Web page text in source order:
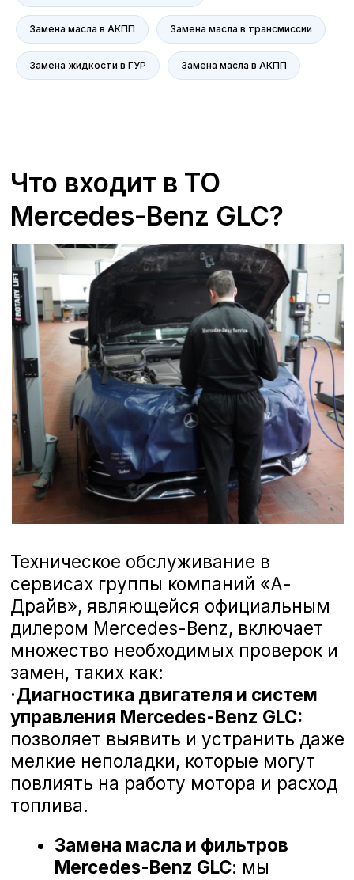
Замена масла в АКПП Замена масла в трансмиссии
Замена жидкости в ГУР Замена масла в АКПП
главная ценность.
+7 (473) 263-85-40, доб. 163
Zagorskijd@avroraavto.ru
Отзывы
В Воронеже в сервисах
являющейся официальным дилером
первое место удовлетворенность
клиентов. Мы гордимся качеством
предоставляемых услуг и стремимся к
тому, чтобы каждый визит в наш
сервисный центр оставлял только
положительные впечатления. Наши
специалисты проходят регулярное
обучение и используют последние
технологии для диагностики и ремонта
Вашего автомобиля. Мы ценим Ваше
мнение и готовы рассмотреть любые
предложения, чтобы сделать наш сервис
еще лучше. Ниже вы можете
ознакомиться с отзывами наших
клиентов, которые уже оценили высокий
уровень профессионализма наших
мастеров и качество обслуживания в